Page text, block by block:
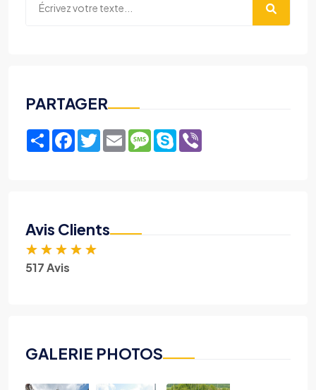
PARTAGER
ShareFacebook
TwitterEmailMessage
Skype
Avis Clients
★ ★ ★ ★ ★
517 Avis
GALERIE PHOTOS